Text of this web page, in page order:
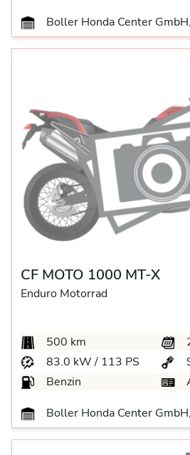
Boller Honda Center
CF MOTO 1000 MT-X
Enduro Motorrad
500 km
83.0 kW / 113 PS
Benzin
Boller Honda Center